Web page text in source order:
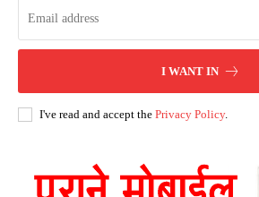
I WANT IN
I've read and accept the Privacy Policy.